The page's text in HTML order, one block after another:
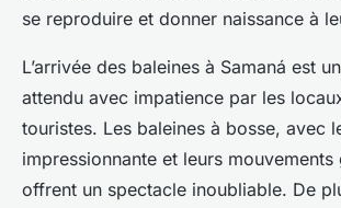
se reproduire et donner naissance à
L’arrivée des baleines à Samaná est
attendu avec impatience par les
touristes. Les baleines à bosse, avec
impressionnante et leurs mouvements
offrent un spectacle inoubliable. De